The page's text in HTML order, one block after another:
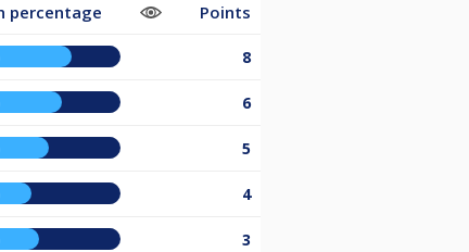
percentage Points
8
6
5
4
3